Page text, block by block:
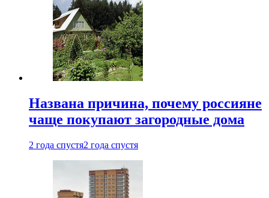
Названа причина, почему россияне
чаще покупают загородные дома
2 года спустя2 года спустя